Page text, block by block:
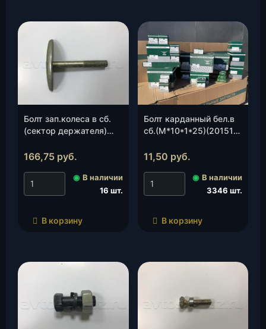
Болт зап.колеса в сб.
(сектор держателя)
166,75 руб.
◉ В наличии
16 шт.
В корзину
Болт карданный бел.в
сб.(М*10*1*25)(201518-
11,50 руб.
◉ В наличии
3346 шт.
В корзину